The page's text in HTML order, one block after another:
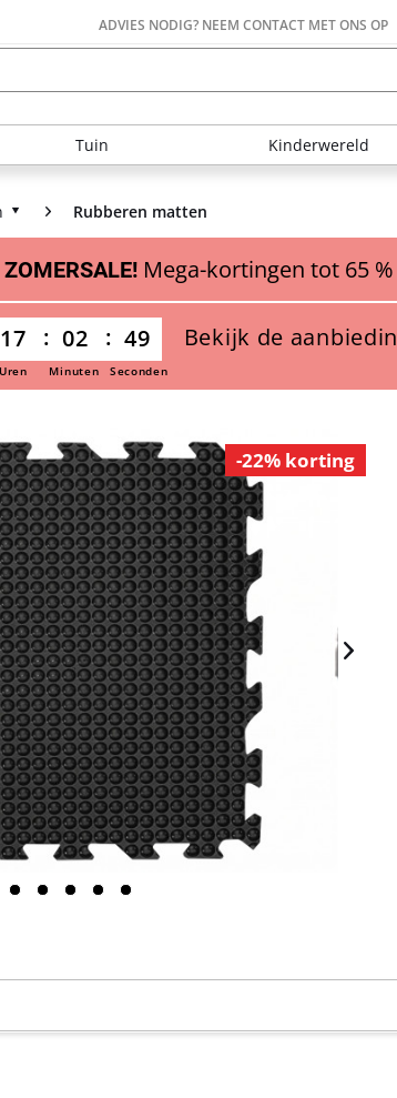
ADVIES NODIG? NEEM CONTACT MET ONS OP
Tuin Kinderwereld
Rubberen matten
ZOMERSALE! Mega-kortingen tot 65
17 02 48
Uren Minuten Seconden
Bekijk de
-22% korting